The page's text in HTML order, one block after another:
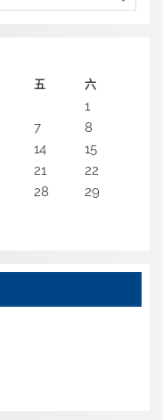
五 六
1
7
8
14
15
21
22
28
29